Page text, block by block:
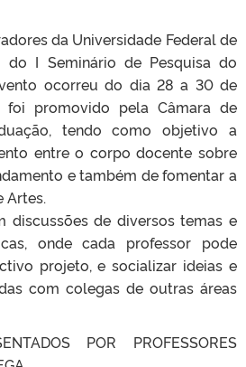
da Universidade Federal de
do I Seminário de Pesquisa do
ocorreu do dia 28 a 30 de
promovido pela Câmara de
tendo como objetivo a
entre o corpo docente sobre
e também de fomentar a
Artes.
discussões de diversos temas e
onde cada professor pode
projeto, e socializar ideias e
com colegas de outras áreas
POR PROFESSORES